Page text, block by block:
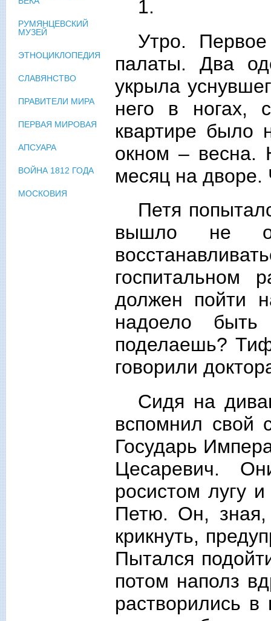
1.
Утро.
палаты. Два
укрыла
него в ногах,
квартире было
окном – весна.
месяц на дворе.
Петя
вышло не
должен пойти
надоело
поделаешь?
говорили
Сидя на
вспомнил свой
Государь
Цесаревич.
росистом лугу
Петю. Он, зная,
крикнуть,
Пытался
потом наполз
растворились
РУМЯНЦЕВСКИЙ
МУЗЕЙ
ЭТНОЦИКЛОПЕДИЯ
СЛАВЯНСТВО
ПРАВИТЕЛИ МИРА
ПЕРВАЯ МИРОВАЯ
АПСУАРА
ВОЙНА 1812 ГОДА
МОСКОВИЯ